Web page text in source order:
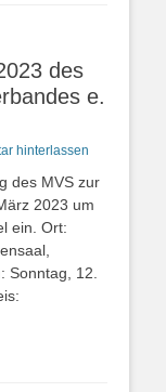
des
e.
hinterlassen
des MVS zur
2023 um
ein. Ort:
Sonntag, 12.